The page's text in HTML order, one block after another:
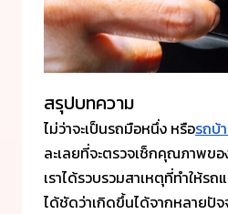
สรุปบทความ
ไม่ว่าจะเป็นรถมือหนึ่ง หรือรถบ้
ละเลยที่จะตรวจเช็กคุณภาพขอ
เราได้รวบรวมสาเหตุที่ทำให้รถ
ได้ชัดว่าเกิดขึ้นได้จากหลายปั